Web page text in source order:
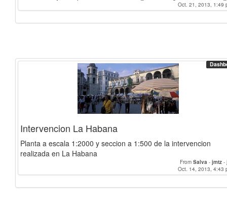
Ronja-jmtz-Salva -
-MathildaHelmer-
Oct. 21, 2013, 1:49
Intervencion La Habana
Planta a escala 1:2000 y seccion a 1:500 de la intervencion
realizada en La Habana
From Salva - jmtz -
Oct. 14, 2013, 4:43